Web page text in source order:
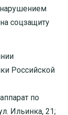
соцзащиту
Российской
по
Ильинка, 21;